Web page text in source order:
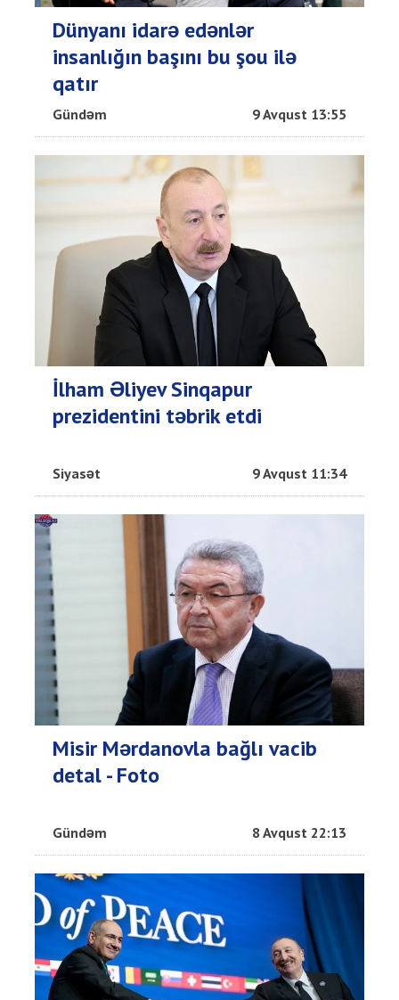
Dünyanı idarə edənlər
insanlığın başını bu şou ilə
qatır
Gündəm 9 Avqust 13:55
İlham Əliyev Sinqapur
prezidentini təbrik etdi
Siyasət 9 Avqust 11:34
Misir Mərdanovla bağlı vacib
detal - Foto
Gündəm 8 Avqust 22:13